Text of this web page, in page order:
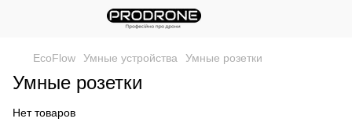
EcoFlow Умные устройства Умные розетки
Умные розетки
Нет товаров